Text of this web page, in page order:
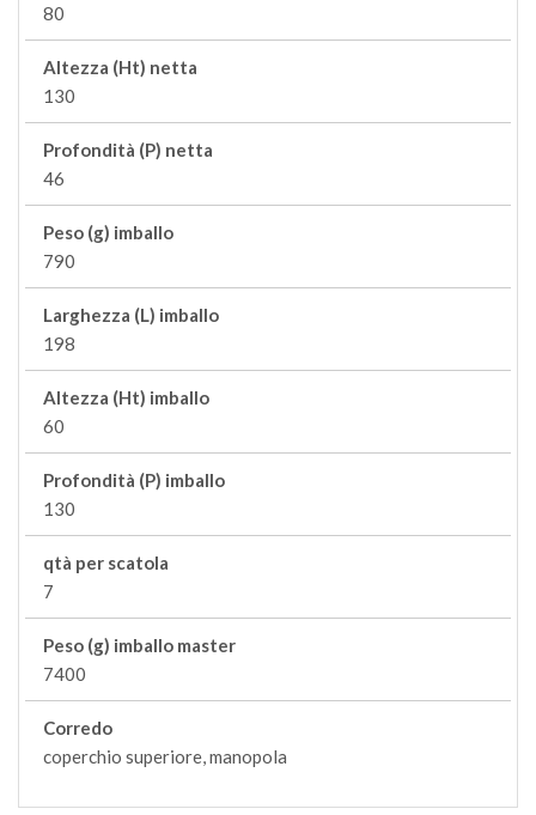
80
Altezza (Ht) netta
130
Profondità (P) netta
46
Peso (g) imballo
790
Larghezza (L) imballo
198
Altezza (Ht) imballo
60
Profondità (P) imballo
130
qtà per scatola
7
Peso (g) imballo master
7400
Corredo
coperchio superiore, manopola